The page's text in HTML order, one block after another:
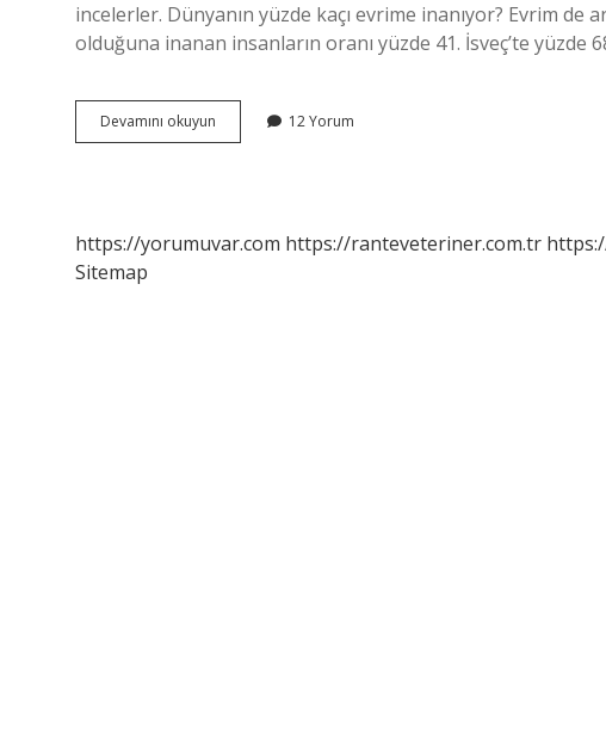
incelerler. Dünyanın yüzde kaçı evrime inanıyor? Evrim de
olduğuna inanan insanların oranı yüzde 41. İsveç’te yüzde
Devamını okuyun
Dünyası
12 Yorum
https://yorumuvar.com https://ranteveteriner.com.tr
Sitemap